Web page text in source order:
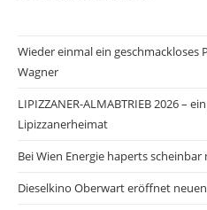
Wieder einmal ein geschmackloses
Wagner
LIPIZZANER-ALMABTRIEB 2026 –
Lipizzanerheimat
Bei Wien Energie haperts
Dieselkino Oberwart eröffnet